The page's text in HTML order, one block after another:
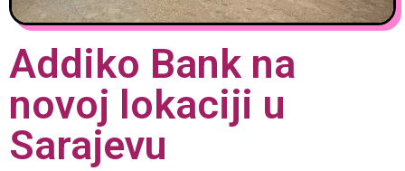
Addiko Bank na
novoj lokaciji u
Sarajevu